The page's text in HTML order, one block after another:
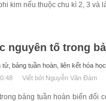
kim nếu thuộc chu kì 2, 3 và
nguyên tố trong
bảng tuần hoàn, liên kết hóa học
Viết bởi Nguyễn Văn Đàm
bảng tuần hoàn biến đổi